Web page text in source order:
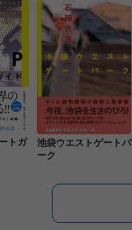
トガ
池袋ウエストゲートパ
ーク